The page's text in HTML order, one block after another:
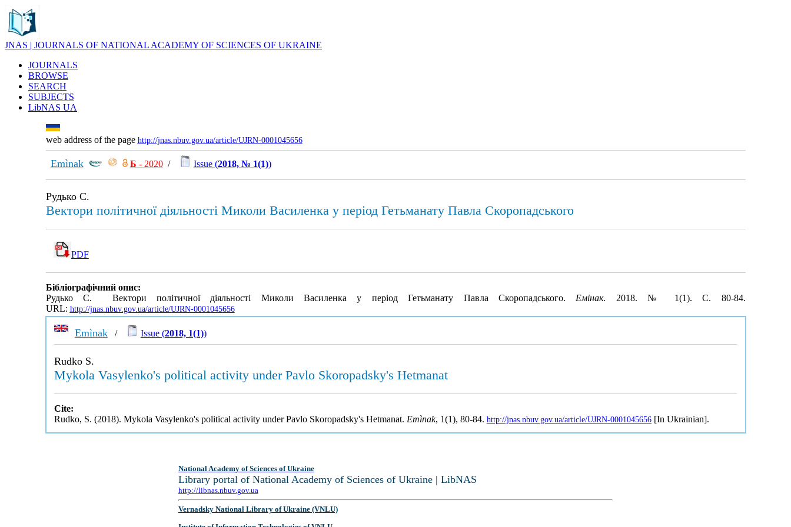
JNAS | JOURNALS OF NATIONAL ACADEMY OF SCIENCES OF UKRAINE
JOURNALS
BROWSE
SEARCH
SUBJECTS
LibNAS UA
web address of the page http://jnas.nbuv.gov.ua/article/UJRN-0001045656
Emìnak Б - 2020/ Issue (2018, № 1(1))
Рудько С.
Вектори політичної діяльності Миколи Василенка у період Гетьманату Павла Скоропадського
PDF
Бібліографічний опис:
Рудько С. Вектори політичної діяльності Миколи Василенка у період Гетьманату Павла Скоропадського.Емінак. 2018. № 1(1). С. 80-84.
URL: http://jnas.nbuv.gov.ua/article/UJRN-0001045656
Emìnak/ Issue (2018, 1(1))
Rudko S.
Mykola Vasylenko's political activity under Pavlo Skoropadsky's Hetmanat
Cite:
Rudko, S. (2018). Mykola Vasylenko's political activity under Pavlo Skoropadsky's Hetmanat. Emìnak, 1(1), 80-84. http://jnas.nbuv.gov.ua/article/UJRN-0001045656[In Ukrainian].
National Academy of Sciences of Ukraine
Library portal of National Academy of Sciences of Ukraine | LibNAS
http://libnas.nbuv.gov.ua
Vernadsky National Library of Ukraine (VNLU)